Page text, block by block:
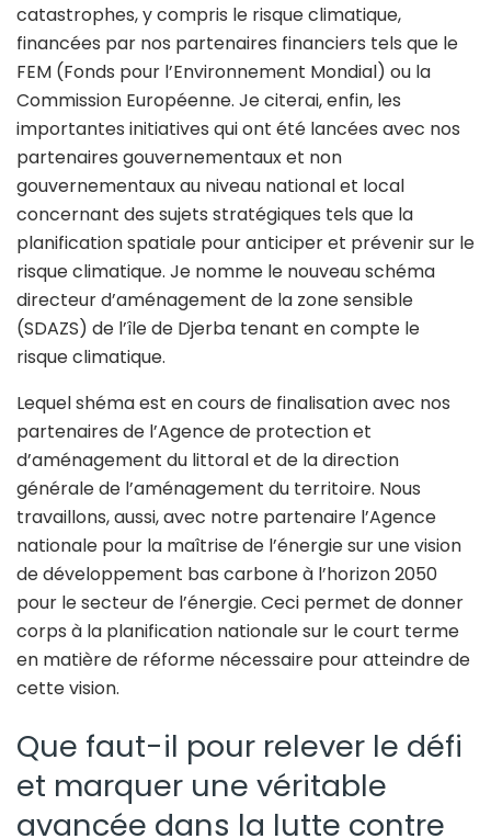
catastrophes, y compris le risque climatique,
financées par nos partenaires financiers tels que le
FEM (Fonds pour l’Environnement Mondial) ou la
Commission Européenne. Je citerai, enfin, les
importantes initiatives qui ont été lancées avec nos
partenaires gouvernementaux et non
gouvernementaux au niveau national et local
concernant des sujets stratégiques tels que la
planification spatiale pour anticiper et prévenir sur le
risque climatique. Je nomme le nouveau schéma
directeur d’aménagement de la zone sensible
(SDAZS) de l’île de Djerba tenant en compte le
risque climatique.
Lequel shéma est en cours de finalisation avec nos
partenaires de l’Agence de protection et
d’aménagement du littoral et de la direction
générale de l’aménagement du territoire. Nous
travaillons, aussi, avec notre partenaire l’Agence
nationale pour la maîtrise de l’énergie sur une vision
de développement bas carbone à l’horizon 2050
pour le secteur de l’énergie. Ceci permet de donner
corps à la planification nationale sur le court terme
en matière de réforme nécessaire pour atteindre de
cette vision.
Que faut-il pour relever le défi
et marquer une véritable
avancée dans la lutte contre